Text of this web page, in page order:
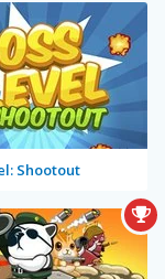
Shootout